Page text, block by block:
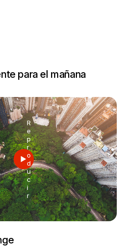
para el mañana
R
e
p
r
o
d
u
c
i
r